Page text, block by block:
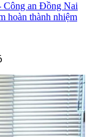
Công an Đồng Nai
hoàn thành nhiệm